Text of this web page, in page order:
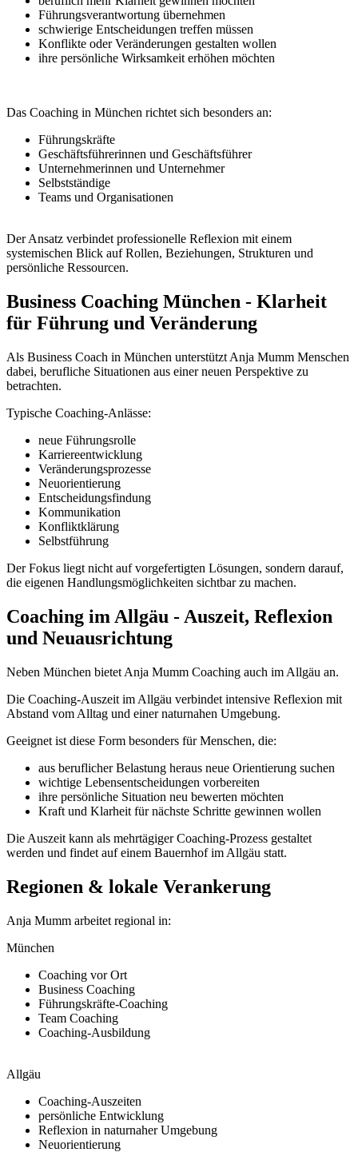
Führungsverantwortung übernehmen
schwierige Entscheidungen treffen müssen
Konflikte oder Veränderungen gestalten wollen
ihre persönliche Wirksamkeit erhöhen möchten
Das Coaching in München richtet sich besonders an:
Führungskräfte
Geschäftsführerinnen und Geschäftsführer
Unternehmerinnen und Unternehmer
Selbstständige
Teams und Organisationen
Der Ansatz verbindet professionelle Reflexion mit einem
systemischen Blick auf Rollen, Beziehungen, Strukturen und
persönliche Ressourcen.
Business Coaching München - Klarheit
für Führung und Veränderung
Als Business Coach in München unterstützt Anja Mumm Menschen
dabei, berufliche Situationen aus einer neuen Perspektive zu
betrachten.
Typische Coaching-Anlässe:
neue Führungsrolle
Karriereentwicklung
Veränderungsprozesse
Neuorientierung
Entscheidungsfindung
Kommunikation
Konfliktklärung
Selbstführung
Der Fokus liegt nicht auf vorgefertigten Lösungen, sondern darauf,
die eigenen Handlungsmöglichkeiten sichtbar zu machen.
Coaching im Allgäu - Auszeit, Reflexion
und Neuausrichtung
Neben München bietet Anja Mumm Coaching auch im Allgäu an.
Die Coaching-Auszeit im Allgäu verbindet intensive Reflexion mit
Abstand vom Alltag und einer naturnahen Umgebung.
Geeignet ist diese Form besonders für Menschen, die:
aus beruflicher Belastung heraus neue Orientierung suchen
wichtige Lebensentscheidungen vorbereiten
ihre persönliche Situation neu bewerten möchten
Kraft und Klarheit für nächste Schritte gewinnen wollen
Die Auszeit kann als mehrtägiger Coaching-Prozess gestaltet
werden und findet auf einem Bauernhof im Allgäu statt.
Regionen & lokale Verankerung
Anja Mumm arbeitet regional in:
München
Coaching vor Ort
Business Coaching
Führungskräfte-Coaching
Team Coaching
Coaching-Ausbildung
Allgäu
Coaching-Auszeiten
persönliche Entwicklung
Reflexion in naturnaher Umgebung
Neuorientierung